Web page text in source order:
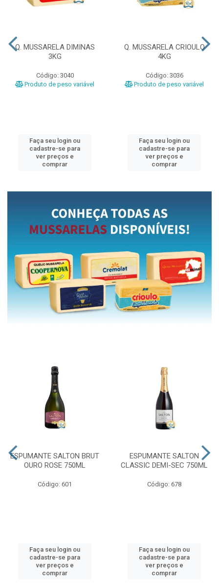
Q. MUSSARELA DIMINAS
3KG
Código: 3040
Produto de peso variável
Faça seu login ou
cadastre-se para
ver preços e
comprar
Q. MUSSARELA CRIOULO
4KG
Código: 3036
Produto de peso variável
Faça seu login ou
cadastre-se para
ver preços e
comprar
ESPUMANTE SALTON BRUT
OURO ROSE 750ML
Código: 601
Faça seu login ou
cadastre-se para
ver preços e
comprar
ESPUMANTE SALTON
CLASSIC DEMI-SEC 750ML
Código: 678
Faça seu login ou
cadastre-se para
ver preços e
comprar